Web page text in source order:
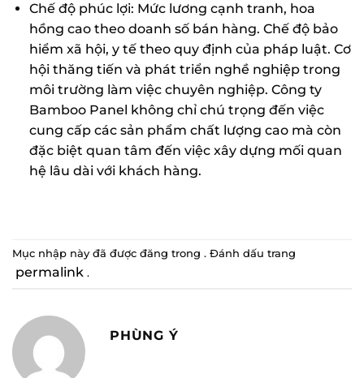
Chế độ phúc lợi: Mức lương cạnh tranh, hoa
hồng cao theo doanh số bán hàng. Chế độ bảo
hiểm xã hội, y tế theo quy định của pháp luật. Cơ
hội thăng tiến và phát triển nghề nghiệp trong
môi trường làm việc chuyên nghiệp. Công ty
Bamboo Panel không chỉ chú trọng đến việc
cung cấp các sản phẩm chất lượng cao mà còn
đặc biệt quan tâm đến việc xây dựng mối quan
hệ lâu dài với khách hàng.
Mục nhập này đã được đăng trong . Đánh dấu trang
permalink .
PHÙNG Ý